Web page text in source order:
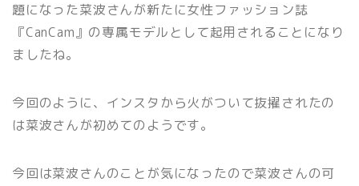
題になった菜波さんが新たに女性ファッション誌
『CanCam』の専属モデルとして起用されることになり
ましたね。
今回のように、インスタから火がついて抜擢されたの
は菜波さんが初めてのようです。
今回は菜波さんのことが気になったので菜波さんの可